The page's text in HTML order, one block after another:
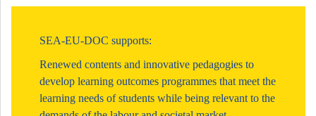
SEA-EU-DOC supports:
Renewed contents and innovative pedagogies to
develop learning outcomes programmes that meet the
learning needs of students while being relevant to the